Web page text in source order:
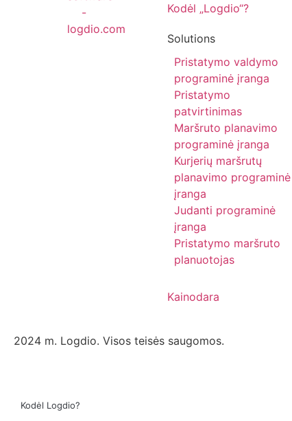
Kodėl „Logdio“?
Solutions
Pristatymo valdymo
programinė įranga
Pristatymo
patvirtinimas
Maršruto planavimo
programinė įranga
Kurjerių maršrutų
planavimo programinė
įranga
Judanti programinė
įranga
Pristatymo maršruto
planuotojas
Kainodara
2024 m. Logdio. Visos teisės saugomos.
Kodėl Logdio?